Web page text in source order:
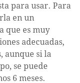
para usar. Para
en un
que es muy
adecuadas,
aunque si la
se puede
6 meses.